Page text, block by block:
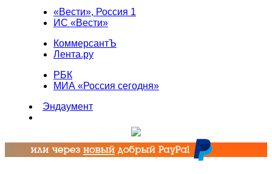
«Вести», Россия 1
ИС «Вести»
КоммерсантЪ
Лента.ру
РБК
МИА «Россия сегодня»
Эндаумент